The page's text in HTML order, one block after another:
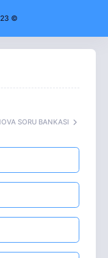
©
SORU BANKASI